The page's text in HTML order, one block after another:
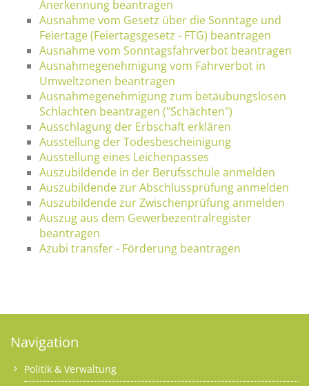
Anerkennung beantragen
Ausnahme vom Gesetz über die Sonntage und
Feiertage (Feiertagsgesetz - FTG) beantragen
Ausnahme vom Sonntagsfahrverbot beantragen
Ausnahmegenehmigung vom Fahrverbot in
Umweltzonen beantragen
Ausnahmegenehmigung zum betäubungslosen
Schlachten beantragen ("Schächten")
Ausschlagung der Erbschaft erklären
Ausstellung der Todesbescheinigung
Ausstellung eines Leichenpasses
Auszubildende in der Berufsschule anmelden
Auszubildende zur Abschlussprüfung anmelden
Auszubildende zur Zwischenprüfung anmelden
Auszug aus dem Gewerbezentralregister
beantragen
Azubi transfer - Förderung beantragen
Navigation
Politik & Verwaltung